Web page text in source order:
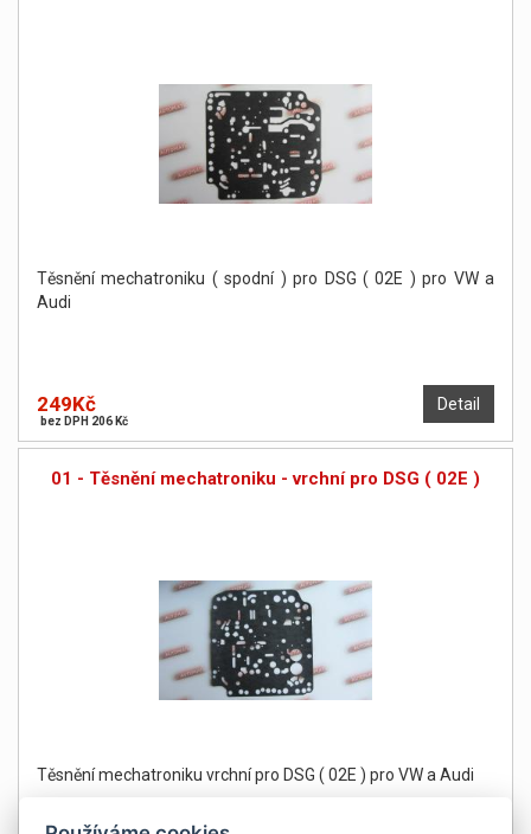
Těsnění mechatroniku ( spodní ) pro DSG ( 02E ) pro VW a
Audi
Detail
249Kč
bez DPH 206 Kč
01 - Těsnění mechatroniku - vrchní pro DSG ( 02E )
Těsnění mechatroniku vrchní pro DSG ( 02E ) pro VW a Audi